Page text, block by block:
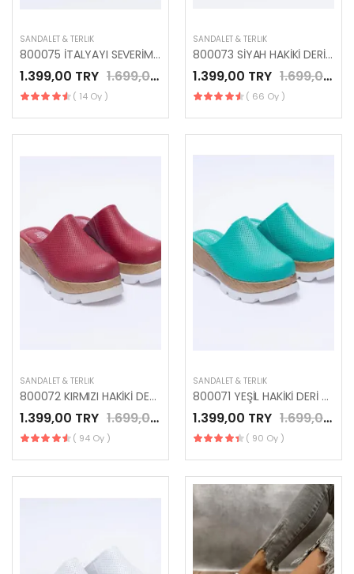
SANDALET & TERLIK
800075 İTALYAYI SEVERİM GERÇEK DERİ ANATOMİK PLATFORM TERLİK
1.399,00 TRY 1.699,00 TRY
( 14 Oy )
SANDALET & TERLIK
800073 SİYAH HAKİKİ DERİ PLATFORM TERLİK
1.399,00 TRY 1.699,00 TRY
( 66 Oy )
SANDALET & TERLIK
800072 KIRMIZI HAKİKİ DERİ PLATFORM TERLİK
1.399,00 TRY 1.699,00 TRY
( 94 Oy )
SANDALET & TERLIK
800071 YEŞİL HAKİKİ DERİ PLATFORMLU TERLİK
1.399,00 TRY 1.699,00 TRY
( 90 Oy )